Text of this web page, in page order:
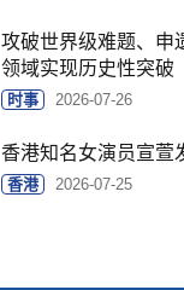
攻破世界级难题、申
领域实现历史性突破
时事 2026-07-26
香港知名女演员宣萱
香港 2026-07-25